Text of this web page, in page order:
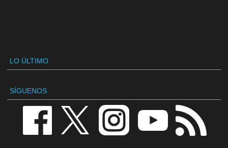
LO ÚLTIMO
SÍGUENOS